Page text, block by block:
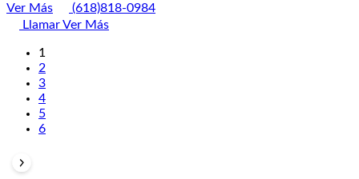
Ver Más
(618)818-0984
LlamarVer Más
1
2
3
4
5
6